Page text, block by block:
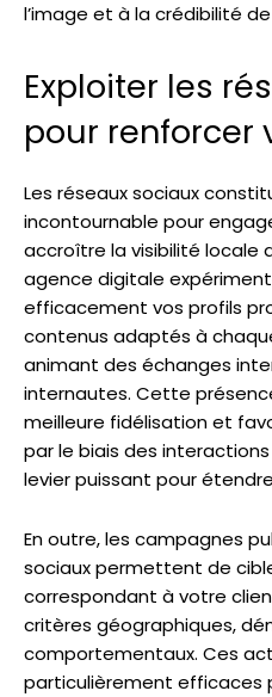
l’image et à la crédibilité
Exploiter les
pour renforcer
Les réseaux sociaux
incontournable pour
accroître la visibilité locale
agence digitale
efficacement vos profils
contenus adaptés à
animant des échanges
internautes. Cette
meilleure fidélisation et
par le biais des
levier puissant pour
En outre, les campagnes
sociaux permettent de
correspondant à votre
critères géographiques,
comportementaux. Ces
particulièrement efficaces